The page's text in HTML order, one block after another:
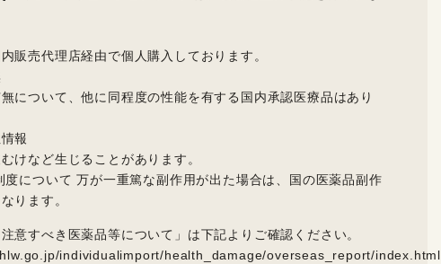
販売代理店経由で個人購入しております。
について、他に同程度の性能を有する国内承認医療品はあり
報
けなど生じることがあります。
度について 万が一重篤な副作用が出た場合は、国の医薬品副作
ります。
意すべき医薬品等について」は下記よりご確認ください。
individualimport/health_damage/overseas_report/index.html